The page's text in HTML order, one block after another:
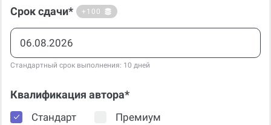
Срок сдачи* +100
Стандартный срок выполнения: 10 дней
Квалификация автора*
Стандарт Премиум